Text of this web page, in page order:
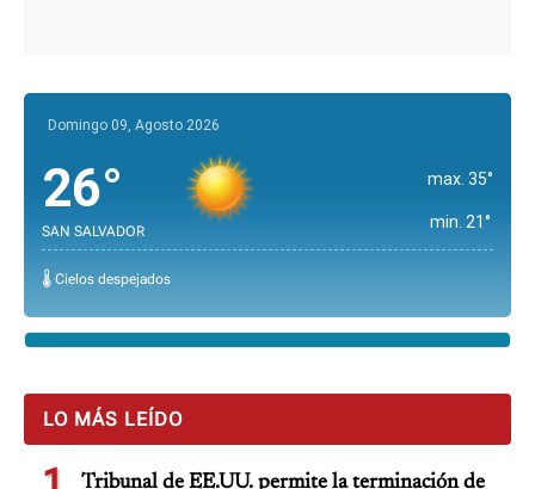
Domingo 09, Agosto 2026
26°
SAN SALVADOR
max. 35°
min. 21°
🌡️ Cielos despejados
LO MÁS LEÍDO
Tribunal de EE.UU. permite la terminación de